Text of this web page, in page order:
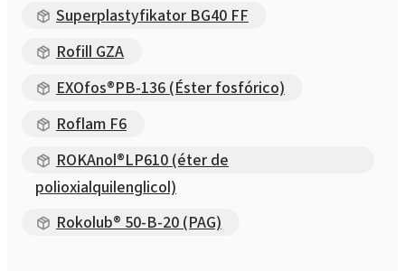
Superplastyfikator BG40 FF
Rofill GZA
EXOfos®PB-136 (Éster fosfórico)
Roflam F6
ROKAnol®LP610 (éter de
polioxialquilenglicol)
Rokolub® 50-B-20 (PAG)